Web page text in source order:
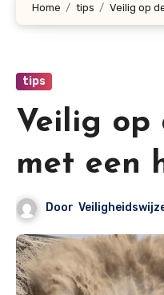
Home tips Veilig op
tips
Veilig op
met een
Door